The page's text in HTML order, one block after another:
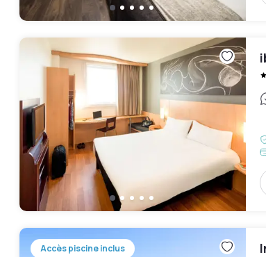
Accès piscine inclus